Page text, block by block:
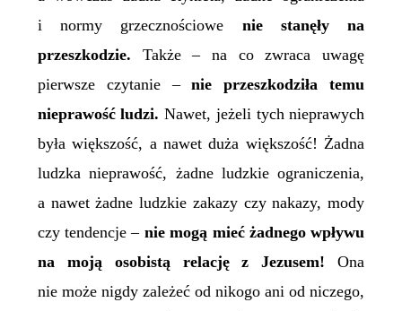
i normy grzecznościowe nie stanęły na
przeszkodzie. Także – na co zwraca uwagę
pierwsze czytanie –nie przeszkodziła temu
nieprawość ludzi.Nawet, jeżeli tych nieprawych
była większość, a nawet duża większość! Żadna
ludzka nieprawość, żadne ludzkie ograniczenia,
a nawet żadne ludzkie zakazy czy nakazy, mody
czy tendencje – nie mogą mieć żadnego wpływu
na moją osobistą relację z Jezusem!Ona
nie może nigdy zależeć od nikogo ani od niczego,